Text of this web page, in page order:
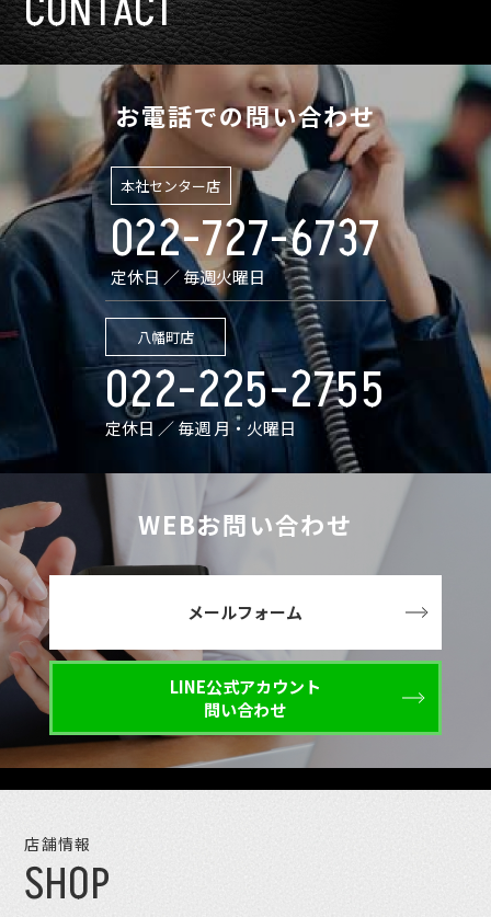
お電話での問い合わせ
本社センター店
022-727-6737
定休日 ／ 毎週火曜日
八幡町店
022-225-2755
定休日 ／ 毎週 月・火曜日
WEBお問い合わせ
メールフォーム
LINE公式アカウント
問い合わせ
店舗情報
SHOP